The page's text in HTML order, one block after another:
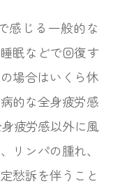
感じる一般的な
眠などで回復す
場合はいくら休
的な全身疲労感
疲労感以外に風
リンパの腫れ、
愁訴を伴うこと